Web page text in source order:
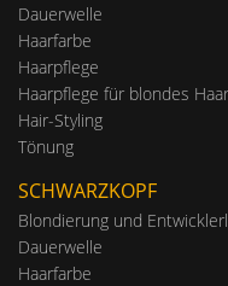
Dauerwelle
Haarfarbe
Haarpflege
Haarpflege für blondes Haar
Hair-Styling
Tönung
SCHWARZKOPF
Blondierung und
Dauerwelle
Haarfarbe